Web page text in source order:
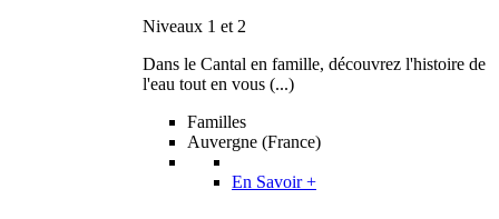
Niveaux 1 et 2
Dans le Cantal en famille, découvrez l'histoire de
l'eau tout en vous (...)
Familles
Auvergne (France)
En Savoir +